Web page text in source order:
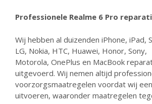
Professionele Realme 6 Pro
Wij hebben al duizenden iPhone, iPad,
LG, Nokia, HTC, Huawei, Honor, Sony,
Motorola, OnePlus en MacBook
uitgevoerd. Wij nemen altijd
voorzorgsmaatregelen voordat wij
uitvoeren, waaronder maatregelen